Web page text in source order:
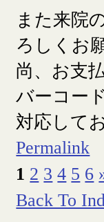
また来院
ろしくお
尚、お支
バーコー
対応して
Permalink
1 2 3 4 5 6
Back To